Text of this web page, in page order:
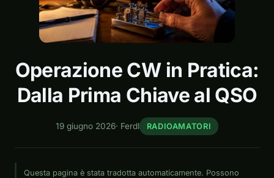
Operazione CW in Pratica:
Dalla Prima Chiave al QSO
19 giugno 2026· Ferdl RADIOAMATORI
Questa pagina è stata tradotta automaticamente. Possono